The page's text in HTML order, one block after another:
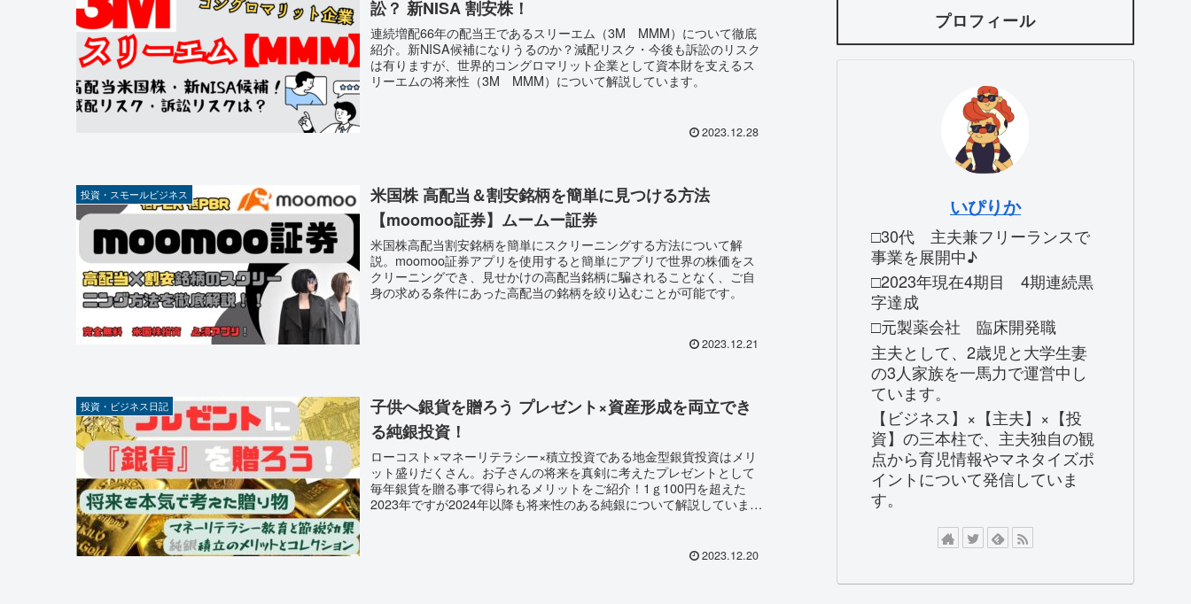
訟？ 新NISA 割安株！
連続増配66年の配当王であるスリーエム（3M MMM）について徹底
紹介。新NISA候補になりうるのか？減配リスク・今後も訴訟のリスク
は有りますが、世界的コングロマリット企業として資本財を支えるス
リーエムの将来性（3M MMM）について解説しています。
2023.12.28
投資・スモールビジネス
米国株 高配当＆割安銘柄を簡単に見つける方法
【moomoo証券】ムームー証券
米国株高配当割安銘柄を簡単にスクリーニングする方法について解
説。moomoo証券アプリを使用すると簡単にアプリで世界の株価をス
クリーニングでき、見せかけの高配当銘柄に騙されることなく、ご自
身の求める条件にあった高配当の銘柄を絞り込むことが可能です。
2023.12.21
投資・ビジネス日記
子供へ銀貨を贈ろう プレゼント×資産形成を両立でき
る純銀投資！
ローコスト×マネーリテラシー×積立投資である地金型銀貨投資はメリ
ット盛りだくさん。お子さんの将来を真剣に考えたプレゼントとして
毎年銀貨を贈る事で得られるメリットをご紹介！1ｇ100円を超えた
2023年ですが2024年以降も将来性のある純銀について解説していま
2023.12.20
プロフィール
いぴりか
□30代 主夫兼フリーランスで
事業を展開中♪
□2023年現在4期目 4期連続黒
字達成
□元製薬会社 臨床開発職
主夫として、2歳児と大学生妻
の3人家族を一馬力で運営中し
ています。
【ビジネス】×【主夫】×【投
資】の三本柱で、主夫独自の観
点から育児情報やマネタイズポ
イントについて発信していま
す。